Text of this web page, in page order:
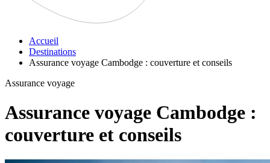
Accueil
Destinations
Assurance voyage Cambodge : couverture et conseils
Assurance voyage
Assurance voyage Cambodge :
couverture et conseils